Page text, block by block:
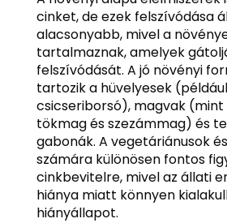
cinket, de ezek felszívódása
alacsonyabb, mivel a
tartalmaznak, amelyek
felszívódását. A jó növényi
tartozik a hüvelyesek
csicseriborsó), magvak (mint
tökmag és szezámmag) és
gabonák. A vegetáriánusok
számára különösen fontos
cinkbevitelre, mivel az állati
hiánya miatt könnyen
hiányállapot.